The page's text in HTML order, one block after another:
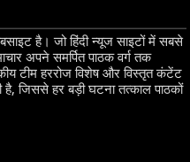
है। जो हिंदी न्यूज साइटों में सबसे
अपने समर्पित पाठक वर्ग तक
टीम हररोज विशेष और विस्तृत कंटेंट
है, जिससे हर बड़ी घटना तत्काल पाठकों